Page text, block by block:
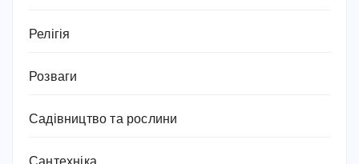
Релігія
Розваги
Садівництво та рослини